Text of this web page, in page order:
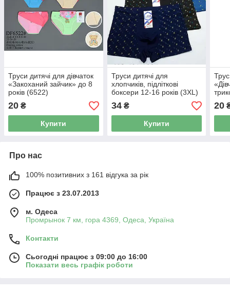
Труси дитячі для дівчаток
«Закоханий зайчик» до 8
років (6522)
20 ₴
Купити
Труси дитячі для
хлопчиків, підліткові
боксери 12-16 років (3XL)
34₴
Купити
20
Про нас
100% позитивних з 161 відгука за рік
Працює з 23.07.2013
м. Одеса
Промрынок 7 км, гора 4369, Одеса, Україна
Контакти
Сьогодні працює з 09:00 до 16:00
Показати весь графік роботи